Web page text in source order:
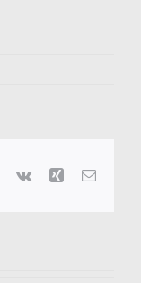
Pinterest
Vk Xing Email